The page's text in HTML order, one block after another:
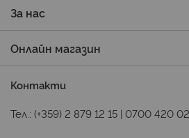
За нас
Онлайн магазин
Контакти
Тел.: (+359) 2 879 12 15 | 0700 420 02